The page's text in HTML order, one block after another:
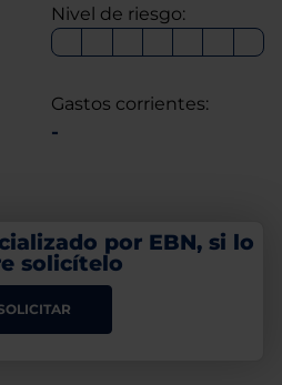
Nivel de riesgo:
Gastos corrientes:
-
por EBN, si lo
solicítelo